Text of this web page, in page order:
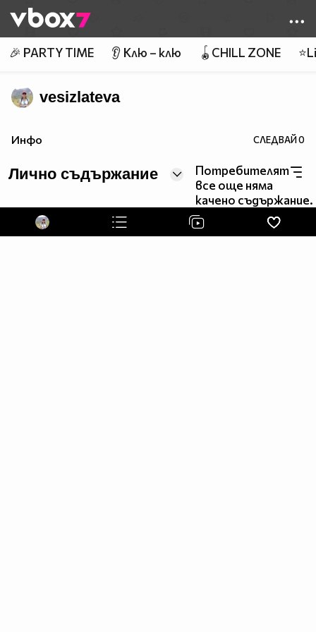
👾
🎉 PARTY TIME 👂 Клю – клю 🪀CHILL ZONE
vesizlateva
Инфо СЛЕДВАЙ0
Лично съдържание
Потребителят
все още няма
качено съдържание.